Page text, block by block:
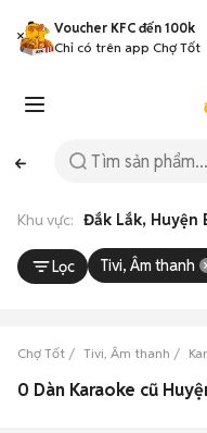
Voucher KFC đến 100k
Chỉ có trên app Chợ Tốt
Khu vực: Đắk Lắk, Huyện
Lọc Tivi, Âm thanh
Chợ Tốt Tivi, Âm thanh